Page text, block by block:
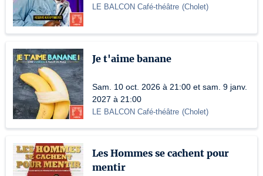
LE BALCON Café-théâtre (Cholet)
Je t'aime banane
Sam. 10 oct. 2026 à 21:00 et sam. 9 janv.
2027 à 21:00
LE BALCON Café-théâtre (Cholet)
Les Hommes se cachent pour
mentir